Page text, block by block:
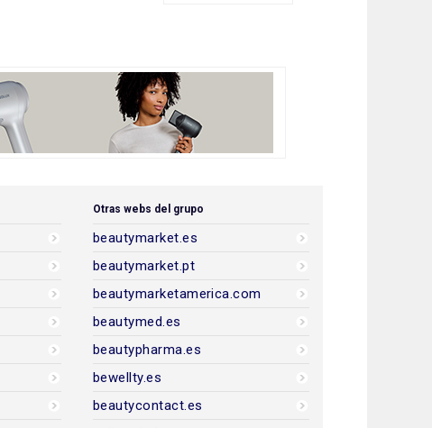
Otras webs del grupo
beautymarket.es
beautymarket.pt
beautymarketamerica.com
beautymed.es
beautypharma.es
bewellty.es
beautycontact.es